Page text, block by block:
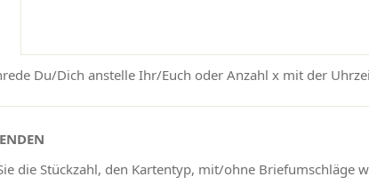
Du/Dich anstelle Ihr/Euch oder Anzahl x mit der
die Stückzahl, den Kartentyp, mit/ohne Briefumschläge